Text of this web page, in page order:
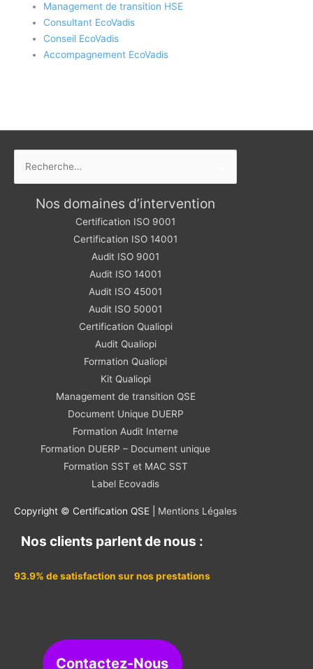
Management de transition HSE
Consultant EcoVadis
Conseil EcoVadis
Accompagnement EcoVadis
Nos domaines d’intervention
Certification ISO 9001
Certification ISO 14001
Audit ISO 9001
Audit ISO 14001
Audit ISO 45001
Audit ISO 50001
Certification Qualiopi
Audit Qualiopi
Formation Qualiopi
Kit Qualiopi
Management de transition QSE
Document Unique DUERP
Formation Audit Interne
Formation DUERP – Document unique
Formation SST et MAC SST
Label Ecovadis
Copyright © Certification QSE | Mentions Légales
Nos clients parlent de nous :
93.9% de satisfaction sur nos prestations
Contactez-Nous